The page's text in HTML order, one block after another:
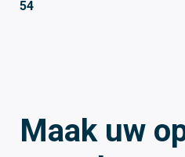
54
Maak uw